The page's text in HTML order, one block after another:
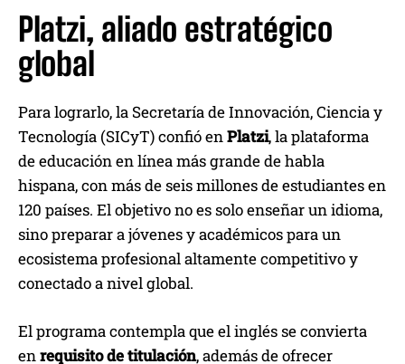
Platzi, aliado estratégico
global
Para lograrlo, la Secretaría de Innovación, Ciencia y
Tecnología (SICyT) confió en Platzi, la plataforma
de educación en línea más grande de habla
hispana, con más de seis millones de estudiantes en
120 países. El objetivo no es solo enseñar un idioma,
sino preparar a jóvenes y académicos para un
ecosistema profesional altamente competitivo y
conectado a nivel global.
El programa contempla que el inglés se convierta
en requisito de titulación, además de ofrecer